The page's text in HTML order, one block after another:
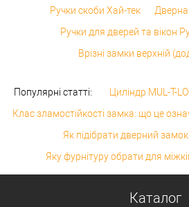
Ручки скоби Хай-тек
Дверна
Ручки для дверей та вікон
Врізні замки верхній
Популярні статті:
Циліндр MUL-T-
Клас зламостійкості замка: що це
Як підібрати дверний
Яку фурнітуру обрати для
Каталог